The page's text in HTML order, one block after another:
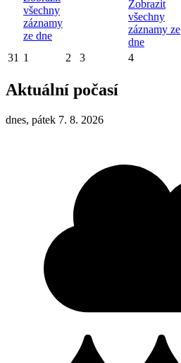
všechny
záznamy
ze dne
Zobrazit
všechny
záznamy ze
dne
31 1 2 3 4
Aktuální počasí
dnes, pátek 7. 8. 2026